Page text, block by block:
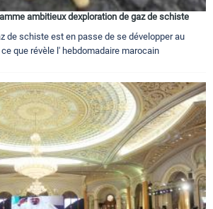
ambitieux dexploration de gaz de schiste
de schiste est en passe de se développer au
que révèle l' hebdomadaire marocain